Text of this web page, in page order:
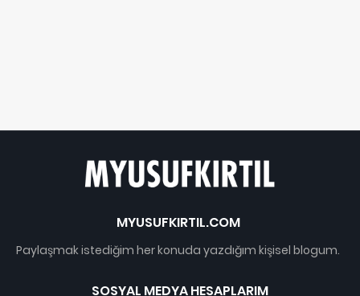
MYUSUFKIRTIL.COM
Paylaşmak istediğim her konuda yazdığım kişisel blogum.
SOSYAL MEDYA HESAPLARIM